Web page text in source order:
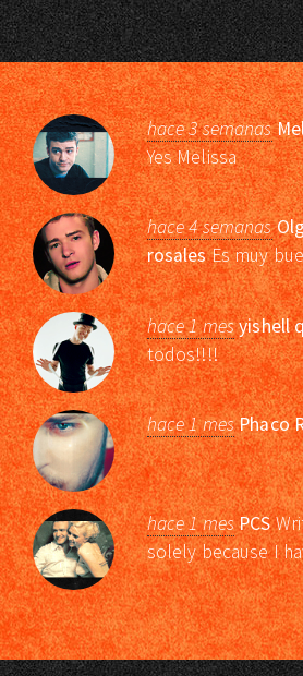
hace 3 semanas
Yes Melissa
hace 4 semanas
rosalesEs muy
hace 1 mesyishell
todos!!!!
hace 1 mesPhaco
hace 1 mesPCS
solely because I